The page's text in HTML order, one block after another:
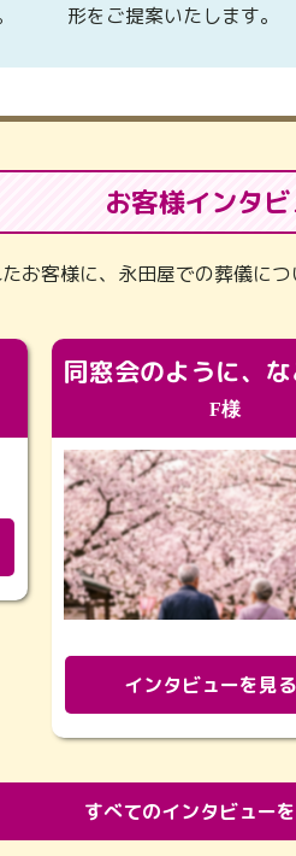
形をご提案いたします。
お客様インタ
お客様に、永田屋での葬儀に
F様
インタビューを見る
すべてのインタビュー